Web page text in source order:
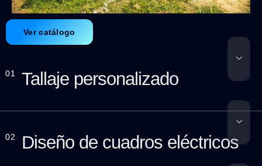
Ver catálogo
01 Tallaje personalizado
02 Diseño de cuadros eléctricos